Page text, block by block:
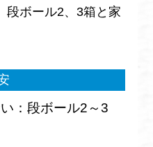
段ボール2、3箱と家
：段ボール2～3